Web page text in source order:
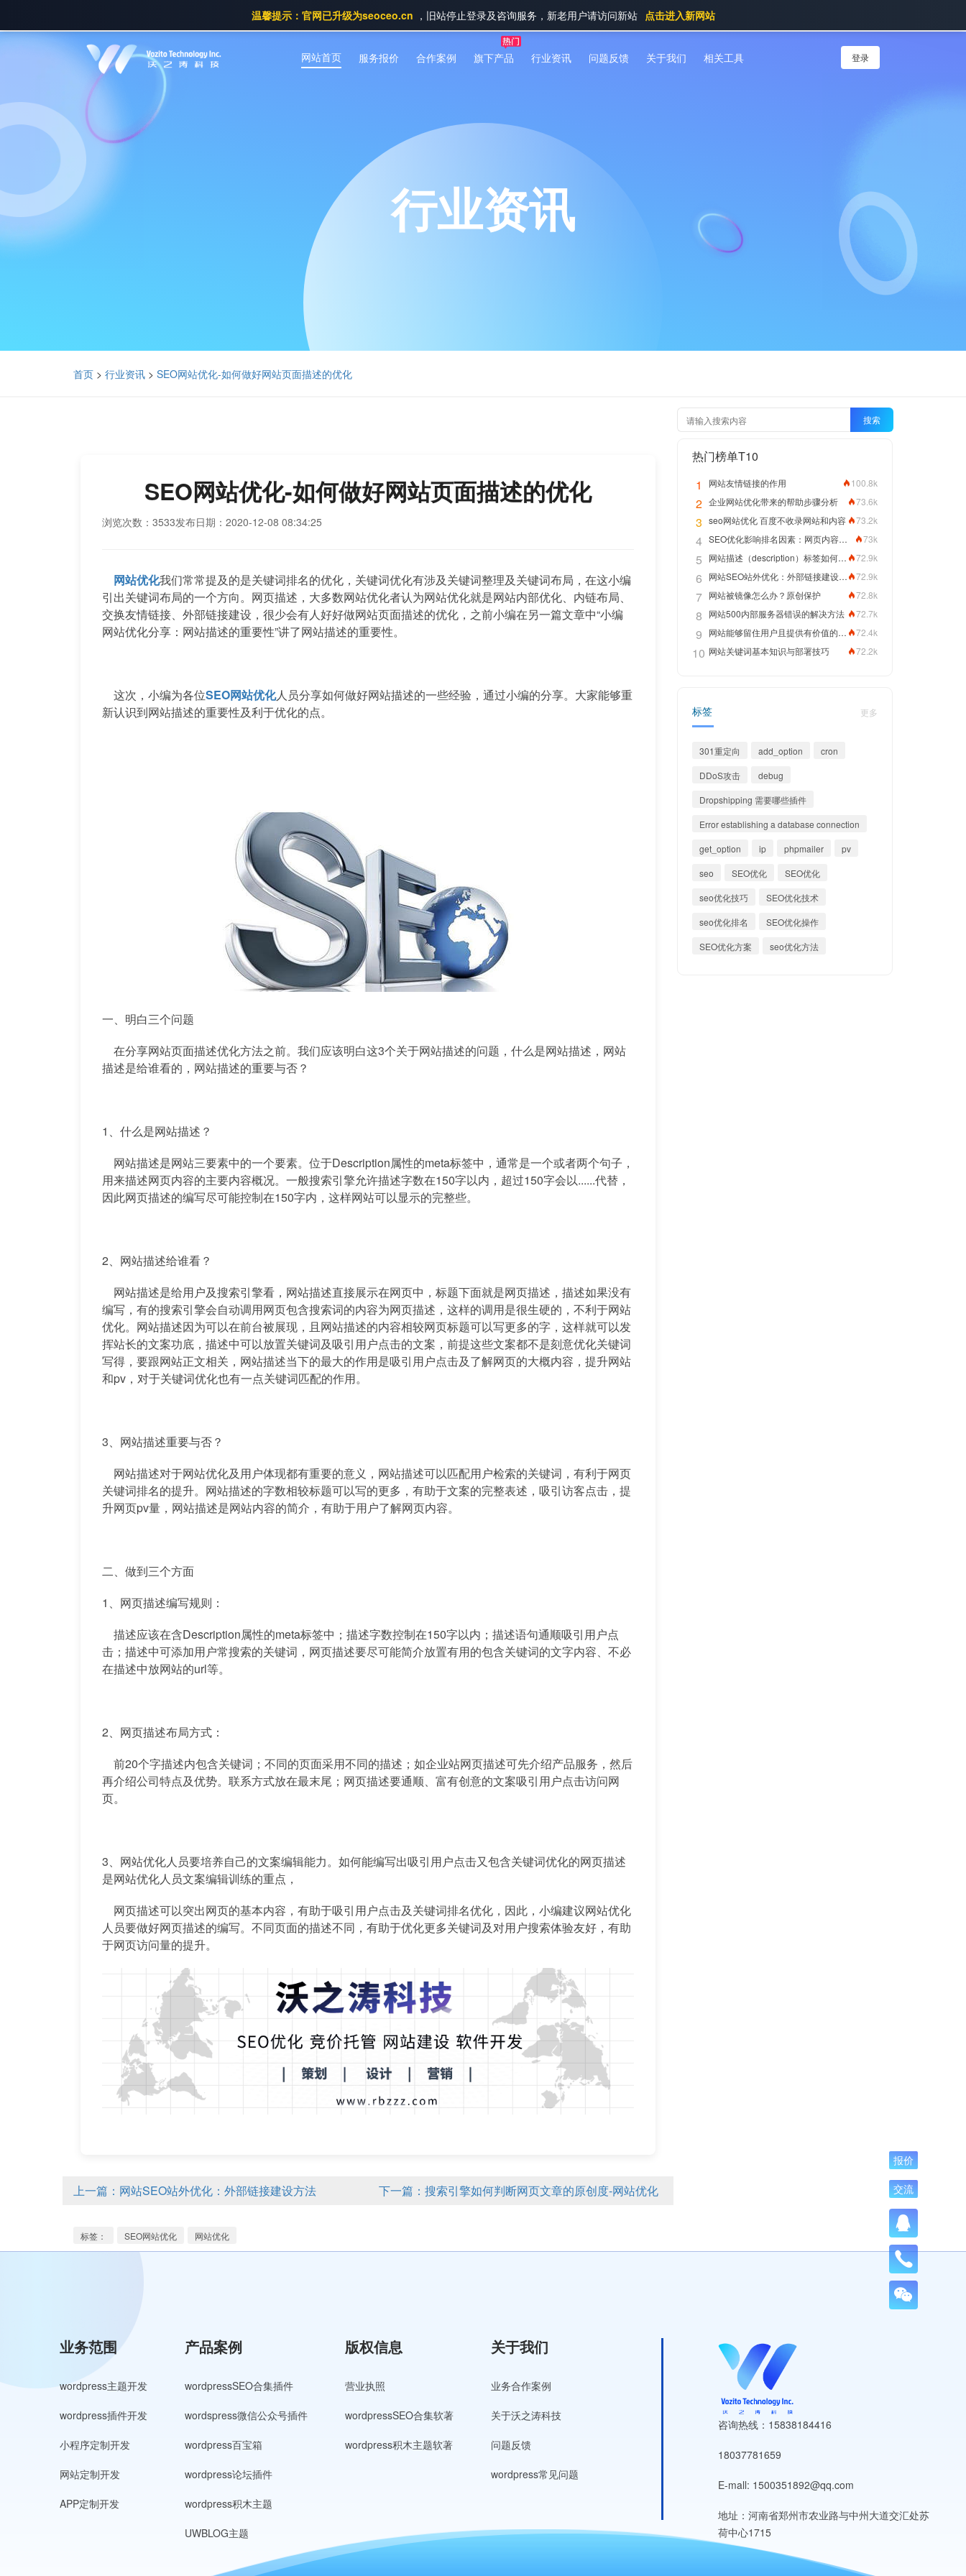
温馨提示：官网已升级为seoceo.cn ，旧站停止登录及咨询服务，新老用户请访问新站 点击进入新网站
网站首页 服务报价 合作案例 旗下产品 行业资讯 问题反馈 关于我们 相关工具 登录
行业资讯
首页 > 行业资讯 > SEO网站优化-如何做好网站页面描述的优化
SEO网站优化-如何做好网站页面描述的优化
浏览次数：3533发布日期：2020-12-08 08:34:25
网站优化我们常常提及的是关键词排名的优化，关键词优化有涉及关键词整理及关键词布局，在这小编
引出关键词布局的一个方向。网页描述，大多数网站优化者认为网站优化就是网站内部优化、内链布局、
交换友情链接、外部链接建设，很少会有人好好做网站页面描述的优化，之前小编在另一篇文章中“小编
网站优化分享：网站描述的重要性”讲了网站描述的重要性。
这次，小编为各位SEO网站优化人员分享如何做好网站描述的一些经验，通过小编的分享。大家能够重
新认识到网站描述的重要性及利于优化的点。
一、明白三个问题
在分享网站页面描述优化方法之前。我们应该明白这3个关于网站描述的问题，什么是网站描述，网站
描述是给谁看的，网站描述的重要与否？
1、什么是网站描述？
网站描述是网站三要素中的一个要素。位于Description属性的meta标签中，通常是一个或者两个句子，
用来描述网页内容的主要内容概况。一般搜索引擎允许描述字数在150字以内，超过150字会以......代替，
因此网页描述的编写尽可能控制在150字内，这样网站可以显示的完整些。
2、网站描述给谁看？
网站描述是给用户及搜索引擎看，网站描述直接展示在网页中，标题下面就是网页描述，描述如果没有
编写，有的搜索引擎会自动调用网页包含搜索词的内容为网页描述，这样的调用是很生硬的，不利于网站
优化。网站描述因为可以在前台被展现，且网站描述的内容相较网页标题可以写更多的字，这样就可以发
挥站长的文案功底，描述中可以放置关键词及吸引用户点击的文案，前提这些文案都不是刻意优化关键词
写得，要跟网站正文相关，网站描述当下的最大的作用是吸引用户点击及了解网页的大概内容，提升网站
和pv，对于关键词优化也有一点关键词匹配的作用。
3、网站描述重要与否？
网站描述对于网站优化及用户体现都有重要的意义，网站描述可以匹配用户检索的关键词，有利于网页
关键词排名的提升。网站描述的字数相较标题可以写的更多，有助于文案的完整表述，吸引访客点击，提
升网页pv量，网站描述是网站内容的简介，有助于用户了解网页内容。
二、做到三个方面
1、网页描述编写规则：
描述应该在含Description属性的meta标签中；描述字数控制在150字以内；描述语句通顺吸引用户点
击；描述中可添加用户常搜索的关键词，网页描述要尽可能简介放置有用的包含关键词的文字内容、不必
在描述中放网站的url等。
2、网页描述布局方式：
前20个字描述内包含关键词；不同的页面采用不同的描述；如企业站网页描述可先介绍产品服务，然后
再介绍公司特点及优势。联系方式放在最末尾；网页描述要通顺、富有创意的文案吸引用户点击访问网
页。
3、网站优化人员要培养自己的文案编辑能力。如何能编写出吸引用户点击又包含关键词优化的网页描述
是网站优化人员文案编辑训练的重点，
网页描述可以突出网页的基本内容，有助于吸引用户点击及关键词排名优化，因此，小编建议网站优化
人员要做好网页描述的编写。不同页面的描述不同，有助于优化更多关键词及对用户搜索体验友好，有助
于网页访问量的提升。
上一篇：网站SEO站外优化：外部链接建设方法 下一篇：搜索引擎如何判断网页文章的原创度-网站优化
标签： SEO网站优化 网站优化
搜索
热门榜单T10
1
100.8k
网站友情链接的作用
2 73.6k
企业网站优化带来的帮助步骤分析
3 73.2k
seo网站优化 百度不收录网站和内容
4 73k
SEO优化影响排名因素：网页内容拼写正确性
5 72.9k
网站描述（description）标签如何编写优化网站排名
6 72.9k
网站SEO站外优化：外部链接建设方法
7 72.8k
网站被镜像怎么办？原创保护
8 72.7k
网站500内部服务器错误的解决方法
9 72.4k
网站能够留住用户且提供有价值的内容，关键词排名靠前指日可待
10 72.2k
网站关键词基本知识与部署技巧
标签 更多
301重定向 add_option
cron
DDoS攻击
debug
Dropshipping 需要哪些插件
Error establishing a database connection
get_option
ip phpmailer
pv
seo
SEO优化
SEO优化
seo优化技巧
SEO优化技术
seo优化排名
SEO优化操作
SEO优化方案
seo优化方法
业务范围
wordpress主题开发
wordpress插件开发
小程序定制开发
网站定制开发
APP定制开发
产品案例
wordpressSEO合集插件
wordspress微信公众号插件
wordpress百宝箱
wordpress论坛插件
wordpress积木主题
UWBLOG主题
版权信息
营业执照
wordpressSEO合集软著
wordpress积木主题软著
关于我们
业务合作案例
关于沃之涛科技
问题反馈
wordpress常见问题
咨询热线：15838184416
18037781659
E-mall: 1500351892@qq.com
地址：河南省郑州市农业路与中州大道交汇处苏
荷中心1715
报价
交流